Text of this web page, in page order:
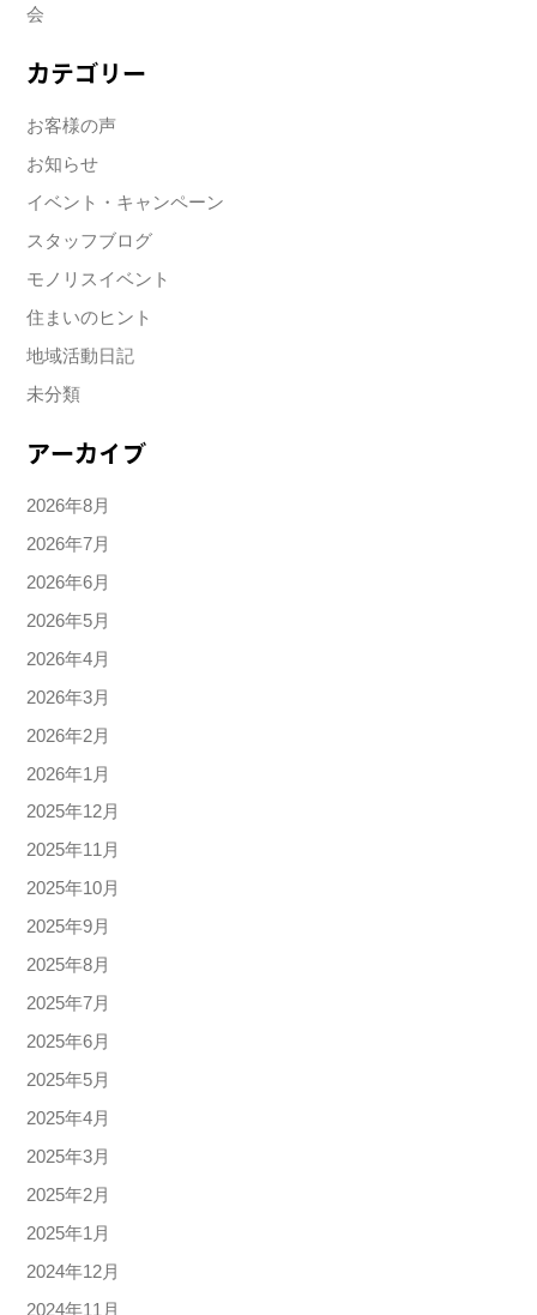
会
カテゴリー
お客様の声
お知らせ
イベント・キャンペーン
スタッフブログ
モノリスイベント
住まいのヒント
地域活動日記
未分類
アーカイブ
2026年8月
2026年7月
2026年6月
2026年5月
2026年4月
2026年3月
2026年2月
2026年1月
2025年12月
2025年11月
2025年10月
2025年9月
2025年8月
2025年7月
2025年6月
2025年5月
2025年4月
2025年3月
2025年2月
2025年1月
2024年12月
2024年11月